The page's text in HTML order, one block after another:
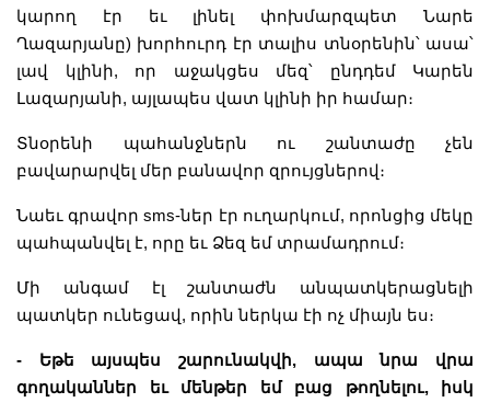
կարող էր եւ լինել փոխմարզպետ Նարե
Ղազարյանը) խորհուրդ էր տալիս տնօրենին՝ ասա՝
լավ կլինի, որ աջակցես մեզ՝ ընդդեմ Կարեն
Լազարյանի, այլապես վատ կլինի իր համար։
Տնօրենի պահանջներն ու շանտաժը չեն
բավարարվել մեր բանավոր զրույցներով։
Նաեւ գրավոր sms-ներ էր ուղարկում, որոնցից մեկը
պահպանվել է, որը եւ Ձեզ եմ տրամադրում։
Մի անգամ էլ շանտաժն անպատկերացնելի
պատկեր ունեցավ, որին ներկա էի ոչ միայն ես։
- Եթե այսպես շարունակվի, ապա նրա վրա
գողականներ եւ մենթեր եմ բաց թողնելու, իսկ